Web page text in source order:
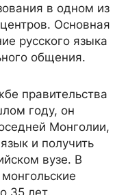
в одном из
Основная
русского языка
общения.
правительства
году, он
Монголии,
и получить
вузе. В